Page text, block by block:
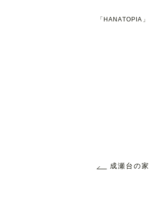
「HANATOPIA」
成瀬台の家